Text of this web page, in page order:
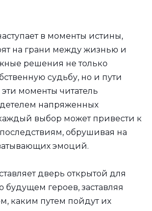
в моменты истины,
на грани между жизнью и
решения не только
судьбу, но и пути
моменты читатель
напряженных
выбор может привести к
обрушивая на
эмоций.
дверь открытой для
героев, заставляя
каким путем пойдут их